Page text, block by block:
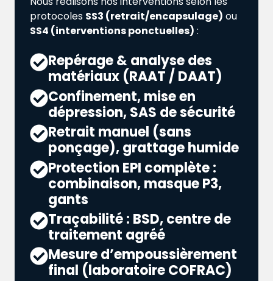
protocoles SS3 (retrait/encapsulage) ou
SS4 (interventions ponctuelles) :
Repérage & analyse des
matériaux (RAAT / DAAT)
Confinement, mise en
dépression, SAS de sécurité
Retrait manuel (sans
ponçage), grattage humide
Protection EPI complète :
combinaison, masque P3,
gants
Traçabilité : BSD, centre de
traitement agréé
Mesure d’empoussièrement
final (laboratoire COFRAC)